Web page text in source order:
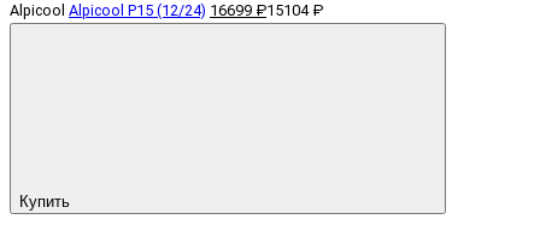
Alpicool Alpicool P15 (12/24) 16699 ₽15104 ₽
Купить